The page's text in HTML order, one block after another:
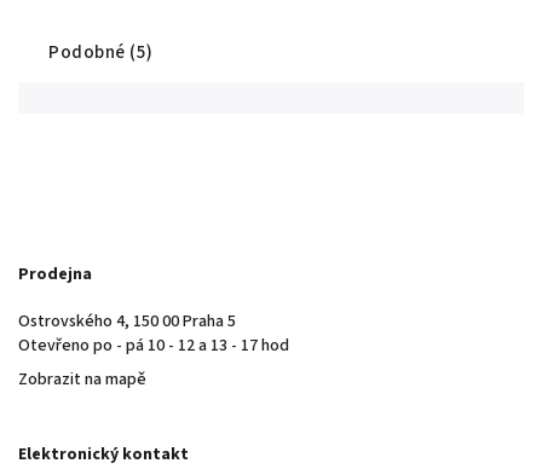
Podobné (5)
Prodejna
Ostrovského 4, 150 00 Praha 5
Otevřeno po - pá 10 - 12 a 13 - 17 hod
Zobrazit na mapě
Elektronický kontakt